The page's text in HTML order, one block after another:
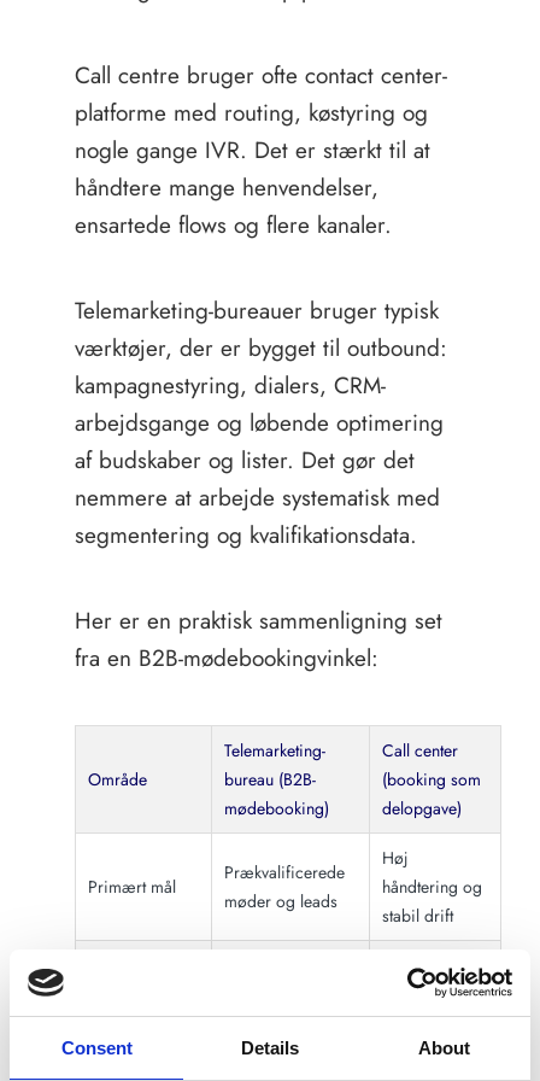
Consent Details About
Call centre bruger ofte contact center-
platforme med routing, køstyring og
nogle gange IVR. Det er stærkt til at
håndtere mange henvendelser,
ensartede flows og flere kanaler.
Telemarketing-bureauer bruger typisk
værktøjer, der er bygget til outbound:
kampagnestyring, dialers, CRM-
arbejdsgange og løbende optimering
af budskaber og lister. Det gør det
nemmere at arbejde systematisk med
segmentering og kvalifikationsdata.
Her er en praktisk sammenligning set
fra en B2B-mødebookingvinkel:
Område
Telemarketing-
bureau (B2B-
mødebooking)
Call center
(booking som
delopgave)
Primært mål
Prækvalificerede
møder og leads
Høj
håndtering og
stabil drift
virksomheder
Blandet
inbound og
outbound